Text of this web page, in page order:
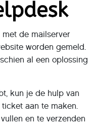
de mailserver
worden gemeld.
al een oplossing
kun je de hulp van
aan te maken.
en te verzenden